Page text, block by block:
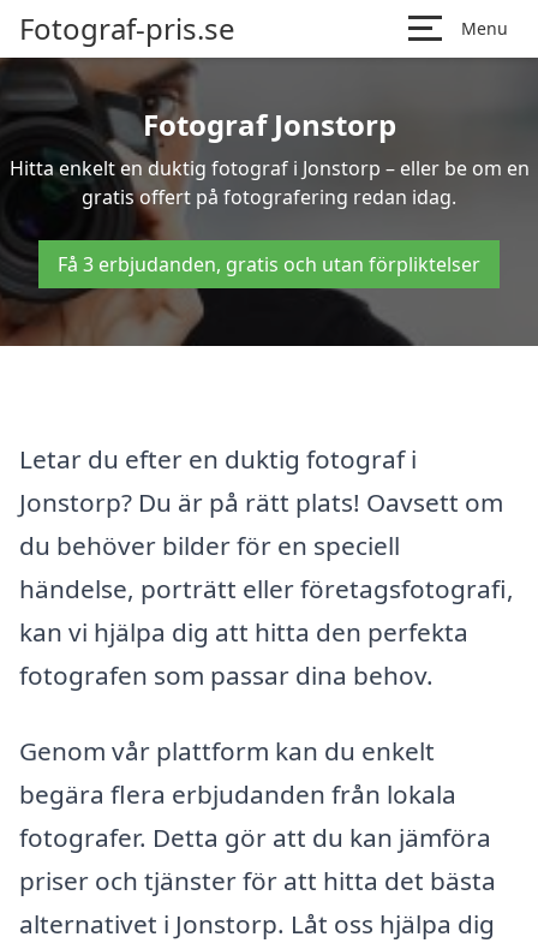
Fotograf-pris.se Menu
Fotograf Jonstorp
Hitta enkelt en duktig fotograf i Jonstorp – eller be om en
gratis offert på fotografering redan idag.
Få 3 erbjudanden, gratis och utan förpliktelser
Letar du efter en duktig fotograf i
Jonstorp? Du är på rätt plats! Oavsett om
du behöver bilder för en speciell
händelse, porträtt eller företagsfotografi,
kan vi hjälpa dig att hitta den perfekta
fotografen som passar dina behov.
Genom vår plattform kan du enkelt
begära flera erbjudanden från lokala
fotografer. Detta gör att du kan jämföra
priser och tjänster för att hitta det bästa
alternativet i Jonstorp. Låt oss hjälpa dig